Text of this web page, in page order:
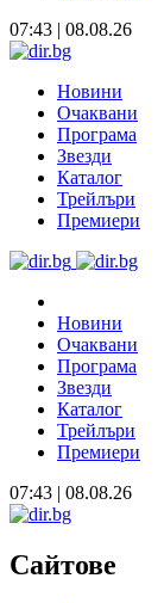
07:43 | 08.08.26
Новини
Очаквани
Програма
Звезди
Каталог
Трейлъри
Премиери
Новини
Очаквани
Програма
Звезди
Каталог
Трейлъри
Премиери
07:43 | 08.08.26
Сайтове